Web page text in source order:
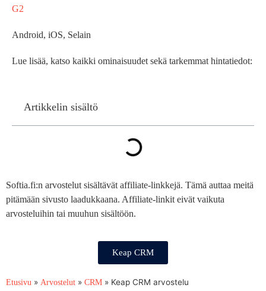
Artikkelin sisältö
G2
Android, iOS, Selain
Lue lisää, katso kaikki ominaisuudet sekä tarkemmat hintatiedot:
Softia.fi:n arvostelut sisältävät affiliate-linkkejä. Tämä auttaa meitä
pitämään sivusto laadukkaana. Affiliate-linkit eivät vaikuta
arvosteluihin tai muuhun sisältöön.
Keap CRM
Etusivu » Arvostelut » CRM » Keap CRM arvostelu